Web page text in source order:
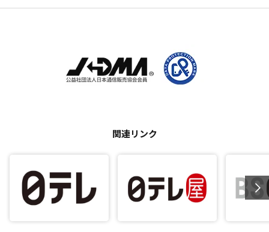
関連リンク